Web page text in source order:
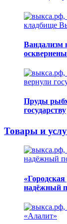
Пруды
государству
Товары и
надёжный